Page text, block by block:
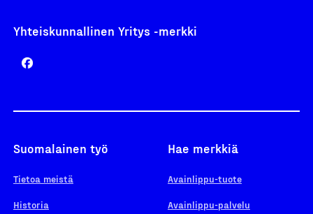
Yhteiskunnallinen Yritys -merkki
Suomalainen työ
Tietoa meistä
Historia
Hae merkkiä
Avainlippu-tuote
Avainlippu-palvelu